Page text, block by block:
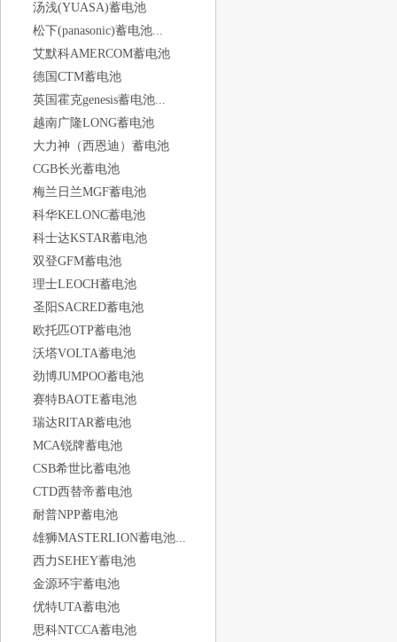
汤浅(YUASA)蓄电池
松下(panasonic)蓄电池...
艾默科AMERCOM蓄电池
德国CTM蓄电池
英国霍克genesis蓄电池...
越南广隆LONG蓄电池
大力神（西恩迪）蓄电池
CGB长光蓄电池
梅兰日兰MGF蓄电池
科华KELONC蓄电池
科士达KSTAR蓄电池
双登GFM蓄电池
理士LEOCH蓄电池
圣阳SACRED蓄电池
欧托匹OTP蓄电池
沃塔VOLTA蓄电池
劲博JUMPOO蓄电池
赛特BAOTE蓄电池
瑞达RITAR蓄电池
MCA锐牌蓄电池
CSB希世比蓄电池
CTD西替帝蓄电池
耐普NPP蓄电池
雄狮MASTERLION蓄电池...
西力SEHEY蓄电池
金源环宇蓄电池
优特UTA蓄电池
思科NTCCA蓄电池